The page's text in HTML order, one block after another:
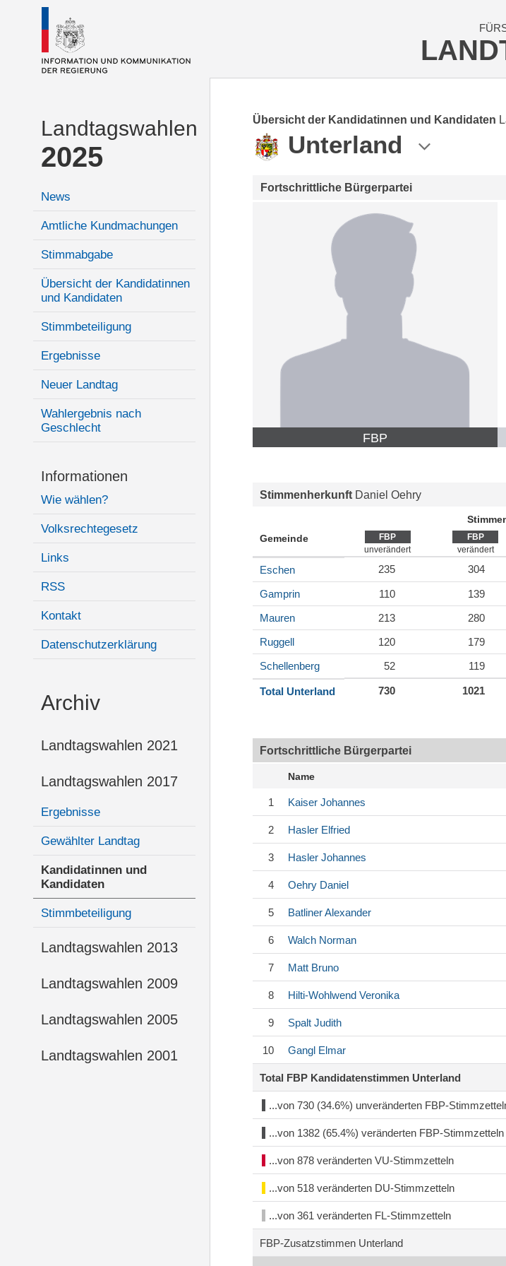
Landtagswahlen
2025
News
Amtliche Kundmachungen
Stimmabgabe
Übersicht der Kandidatinnen
und Kandidaten
Stimmbeteiligung
Ergebnisse
Neuer Landtag
Wahlergebnis nach
Geschlecht
Informationen
Wie wählen?
Volksrechtegesetz
Links
RSS
Kontakt
Datenschutzerklärung
Archiv
Landtagswahlen 2021
Landtagswahlen 2017
Ergebnisse
Gewählter Landtag
Kandidatinnen und
Kandidaten
Stimmbeteiligung
Landtagswahlen 2013
Landtagswahlen 2009
Landtagswahlen 2005
Landtagswahlen 2001
Übersicht der Kandidatinnen und Kandidaten
Unterland
Fortschrittliche Bürgerpartei
FBP
Stimmenherkunft Daniel Oehry
Gemeinde
FBP
unverändert
FBP
verändert
Eschen 235 304
Gamprin 110 139
Mauren
213 280
Ruggell
120 179
Schellenberg
52 119
Total Unterland 730 1021
Fortschrittliche Bürgerpartei
Name
1 Kaiser Johannes
2 Hasler Elfried
3 Hasler Johannes
4 Oehry Daniel
5 BatlinerAlexander
6 Walch Norman
7 Matt Bruno
8 Hilti-Wohlwend Veronika
9 Spalt Judith
10 Gangl Elmar
Total FBP Kandidatenstimmen Unterland
...von 730 (34.6%) unveränderten FBP-
...von 1382 (65.4%) veränderten FBP-Stimmzetteln
...von 878 veränderten VU-Stimmzetteln
...von 518 veränderten DU-Stimmzetteln
...von 361 veränderten FL-Stimmzetteln
FBP-Zusatzstimmen Unterland